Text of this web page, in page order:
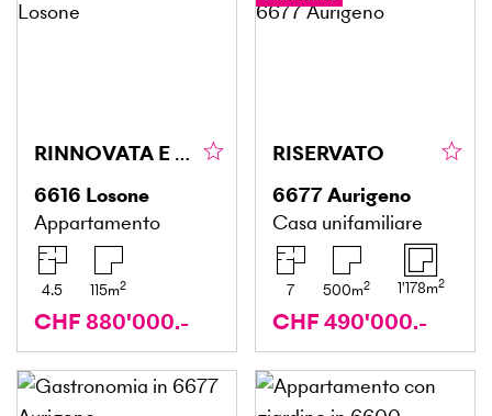
RINNOVATA E CONFORTEVOLE
6616 Losone
Appartamento
4.5 115m2
CHF 880'000.-
RISERVATO
6677Aurigeno
Casa unifamiliare
7 500m2 1'178m2
CHF 490'000.-